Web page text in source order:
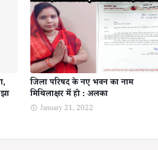
जिला परिषद के नए भवन का नाम
मिथिलाक्षर में हो : अलका
January 21, 2022